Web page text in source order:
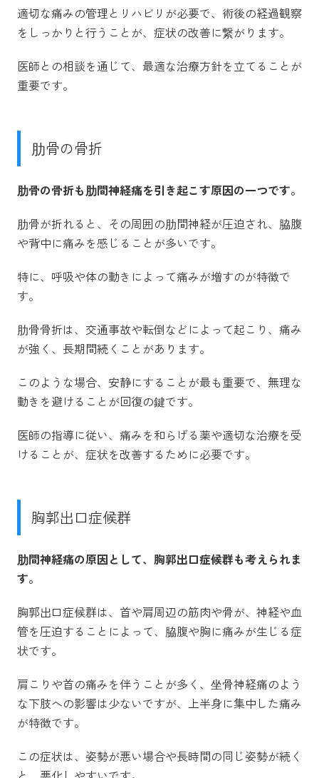
適切な痛みの管理とリハビリが必要で、術後の経過観察
をしっかりと行うことが、症状の改善に繋がります。
医師との相談を通じて、最適な治療方針を立てることが
重要です。
肋骨の骨折
肋骨の骨折も肋間神経痛を引き起こす原因の一つです。
肋骨が折れると、その周囲の肋間神経が圧迫され、脇腹
や背中に痛みを感じることが多いです。
特に、呼吸や体の動きによって痛みが増すのが特徴で
す。
肋骨骨折は、交通事故や転倒などによって起こり、痛み
が強く、長期間続くことがあります。
このような場合、安静にすることが最も重要で、無理な
動きを避けることが回復の鍵です。
医師の指導に従い、痛みを和らげる薬や適切な治療を受
けることが、症状を改善するために必要です。
胸郭出口症候群
肋間神経痛の原因として、胸郭出口症候群も考えられま
す。
胸郭出口症候群は、首や肩周辺の筋肉や骨が、神経や血
管を圧迫することによって、脇腹や胸に痛みが生じる症
状です。
肩こりや首の痛みを伴うことが多く、坐骨神経痛のよう
な下肢への影響は少ないですが、上半身に集中した痛み
が特徴です。
この症状は、姿勢が悪い場合や長時間の同じ姿勢が続く